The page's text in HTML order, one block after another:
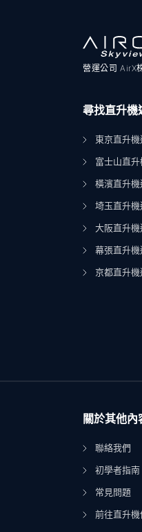
營運公司 AirX
尋找直升機
東京直升機
富士山直
橫濱直升機
埼玉直升機
大阪直升機
幕張直升機
京都直升機
關於其他內
聯絡我們
初學者指南
常見問題
前往直升